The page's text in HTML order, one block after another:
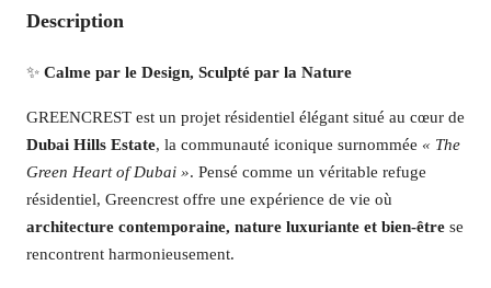
Description
✨ Calme par le Design, Sculpté par la Nature
GREENCREST est un projet résidentiel élégant situé au cœur de
Dubai Hills Estate, la communauté iconique surnommée « The
Green Heart of Dubai ». Pensé comme un véritable refuge
résidentiel, Greencrest offre une expérience de vie où
architecture contemporaine, nature luxuriante et bien-être se
rencontrent harmonieusement.